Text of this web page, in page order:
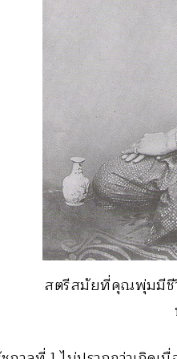
สตรีสมัยที่คุณพุ่มมีชี